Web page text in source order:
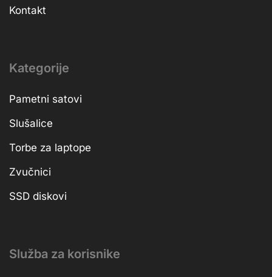
Kontakt
Kategorije
Pametni satovi
Slušalice
Torbe za laptope
Zvučnici
SSD diskovi
Služba za korisnike